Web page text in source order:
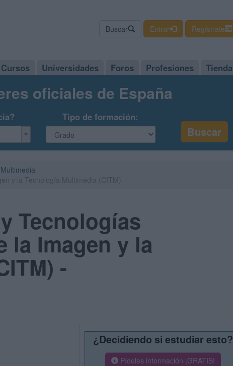
Buscar Entrar Regístrate
Cursos Universidades Foros Profesiones Tienda
oficiales de España
Tipo de formación:
Tecnologías
la Imagen y la
-
¿Decidiendo si estudiar esto?
Pídeles información ¡GRATIS!